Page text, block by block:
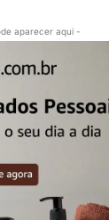
aparecer aqui -